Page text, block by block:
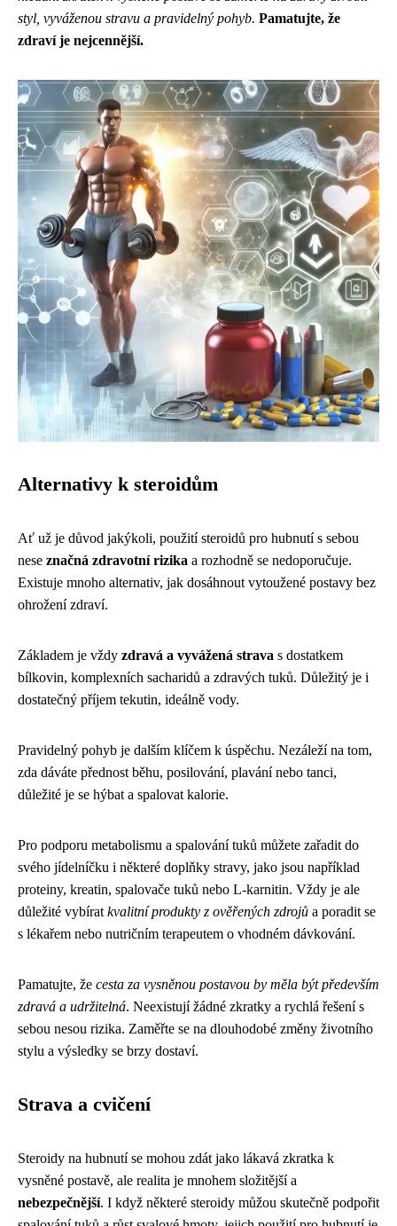
styl, vyváženou stravu a pravidelný pohyb. Pamatujte, že
zdraví je nejcennější.
Alternativy k steroidům
Ať už je důvod jakýkoli, použití steroidů pro hubnutí s sebou
nese značná zdravotní rizika a rozhodně se nedoporučuje.
Existuje mnoho alternativ, jak dosáhnout vytoužené postavy bez
ohrožení zdraví.
Základem je vždy zdravá a vyvážená strava s dostatkem
bílkovin, komplexních sacharidů a zdravých tuků. Důležitý je i
dostatečný příjem tekutin, ideálně vody.
Pravidelný pohyb je dalším klíčem k úspěchu. Nezáleží na tom,
zda dáváte přednost běhu, posilování, plavání nebo tanci,
důležité je se hýbat a spalovat kalorie.
Pro podporu metabolismu a spalování tuků můžete zařadit do
svého jídelníčku i některé doplňky stravy, jako jsou například
proteiny, kreatin, spalovače tuků nebo L-karnitin. Vždy je ale
důležité vybírat kvalitní produkty z ověřených zdrojů a poradit se
s lékařem nebo nutričním terapeutem o vhodném dávkování.
Pamatujte, že cesta za vysněnou postavou by měla být především
zdravá a udržitelná. Neexistují žádné zkratky a rychlá řešení s
sebou nesou rizika. Zaměřte se na dlouhodobé změny životního
stylu a výsledky se brzy dostaví.
Strava a cvičení
Steroidy na hubnutí se mohou zdát jako lákavá zkratka k
vysněné postavě, ale realita je mnohem složitější a
nebezpečnější. I když některé steroidy můžou skutečně podpořit